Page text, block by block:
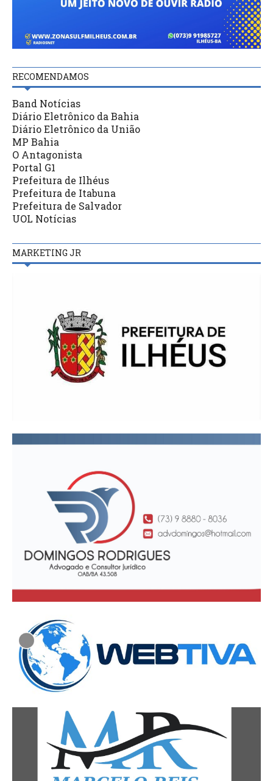
RECOMENDAMOS
Band Notícias
Diário Eletrônico da Bahia
Diário Eletrônico da União
MP Bahia
O Antagonista
Portal G1
Prefeitura de Ilhéus
Prefeitura de Itabuna
Prefeitura de Salvador
UOL Notícias
MARKETING JR